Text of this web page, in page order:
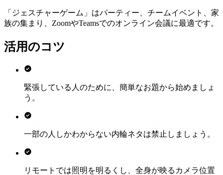
「ジェスチャーゲーム」はパーティー、チームイベント、家
族の集まり、ZoomやTeamsでのオンライン会議に最適です。
活用のコツ
緊張している人のために、簡単なお題から始めましょ
う。
一部の人しかわからない内輪ネタは禁止しましょう。
リモートでは照明を明るくし、全身が映るカメラ位置